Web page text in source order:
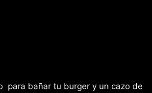
para bañar tu burger y un cazo de